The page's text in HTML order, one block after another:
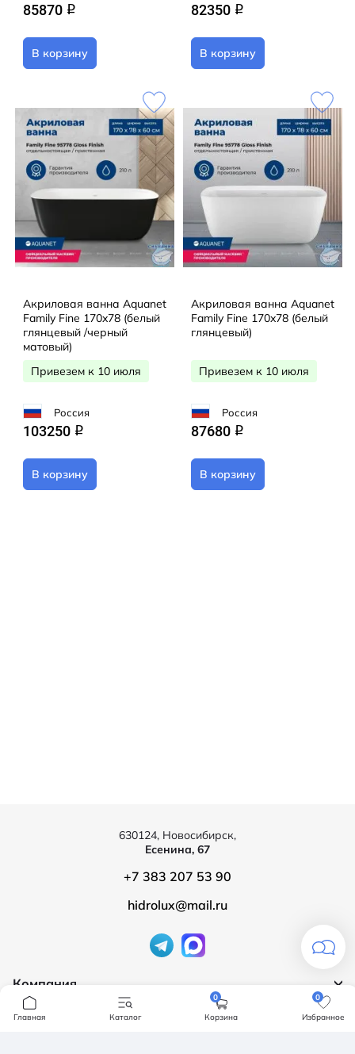
85870 q
В корзину
82350 q
В корзину
Акриловая ванна Aquanet
Family Fine 170x78 (белый
глянцевый /черный
матовый)
Привезем к 10 июля
Россия
103250 q
В корзину
Акриловая ванна Aquanet
Family Fine 170x78 (белый
глянцевый)
Привезем к 10 июля
Россия
87680 q
В корзину
Компания
О компании
Продукция
630124, Новосибирск,
Есенина, 67
+7 383 207 53 90
hidrolux@mail.ru
Главная Каталог
0
Корзина
0
Избранное